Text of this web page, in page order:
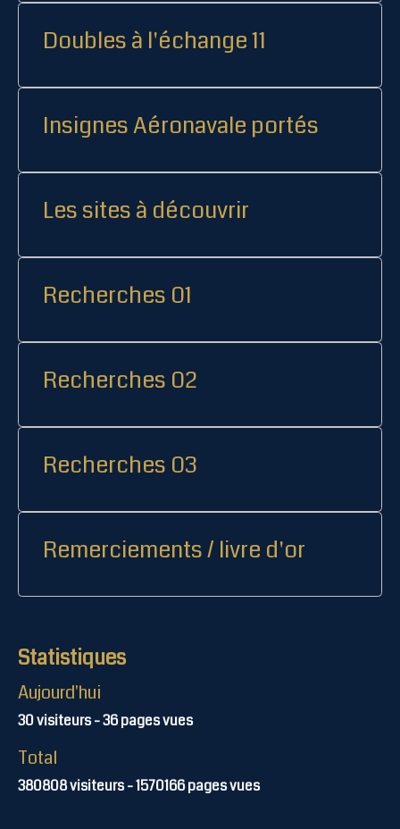
Doubles à l'échange 11
Insignes Aéronavale portés
Les sites à découvrir
Recherches 01
Recherches 02
Recherches 03
Remerciements / livre d'or
Statistiques
Aujourd'hui
30visiteurs -36pages vues
Total
380808visiteurs -1570166pages vues